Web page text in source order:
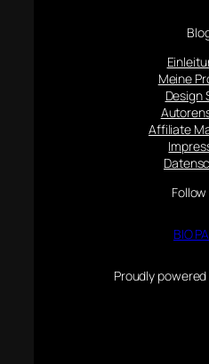
Meine
Design
Affiliate
BIO
Proudly powered